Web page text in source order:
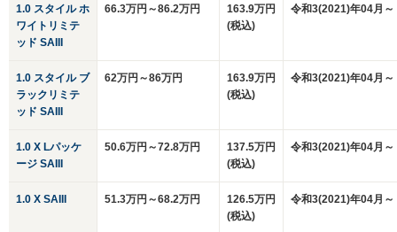
1.0 スタイル ホ
ワイトリミテ
ッド SAIII
66.3万円～86.2万円
163.9万円
(税込)
令和3(2021)年04月～
1.0 スタイル ブ
ラックリミテ
ッド SAIII
62万円～86万円
163.9万円
(税込)
令和3(2021)年04月～
1.0 X Lパッケ
ージ SAIII
50.6万円～72.8万円
137.5万円
(税込)
令和3(2021)年04月～
1.0 X SAIII 51.3万円～68.2万円
126.5万円
(税込)
令和3(2021)年04月～